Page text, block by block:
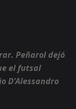
Peñarol dejó
el futsal
D’Alessandro